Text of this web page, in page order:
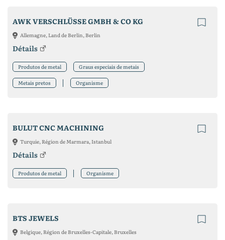
AWK VERSCHLÜSSE GMBH & CO KG
Allemagne, Land de Berlin, Berlin
Détails
Produtos de metal Graus especiais de metais
Metais pretos Organisme
BULUT CNC MACHINING
Turquie, Région de Marmara, Istanbul
Détails
Produtos de metal Organisme
BTS JEWELS
Belgique, Région de Bruxelles-Capitale, Bruxelles